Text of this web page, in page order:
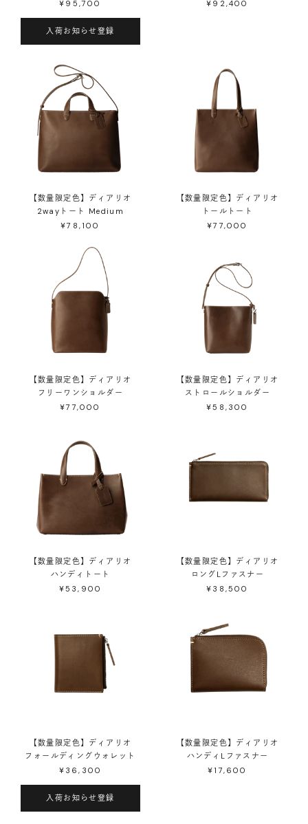
¥95,700
入荷お知らせ登録
¥92,400
【数量限定色】ディアリオ
2wayトート Medium
¥78,100
【数量限定色】ディアリオ
トールトート
¥77,000
【数量限定色】ディアリオ
フリーワンショルダー
¥77,000
【数量限定色】ディアリオ
ストロールショルダー
¥58,300
【数量限定色】ディアリオ
ハンディトート
¥53,900
【数量限定色】ディアリオ
ロングLファスナー
¥38,500
【数量限定色】ディアリオ
フォールディングウォレット
¥36,300
入荷お知らせ登録
【数量限定色】ディアリオ
ハンディLファスナー
¥17,600